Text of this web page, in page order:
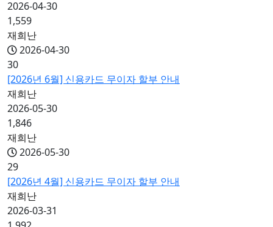
2026-04-30
1,559
재희난
2026-04-30
30
[2026년 6월] 신용카드 무이자 할부 안내
재희난
2026-05-30
1,846
재희난
2026-05-30
29
[2026년 4월] 신용카드 무이자 할부 안내
재희난
2026-03-31